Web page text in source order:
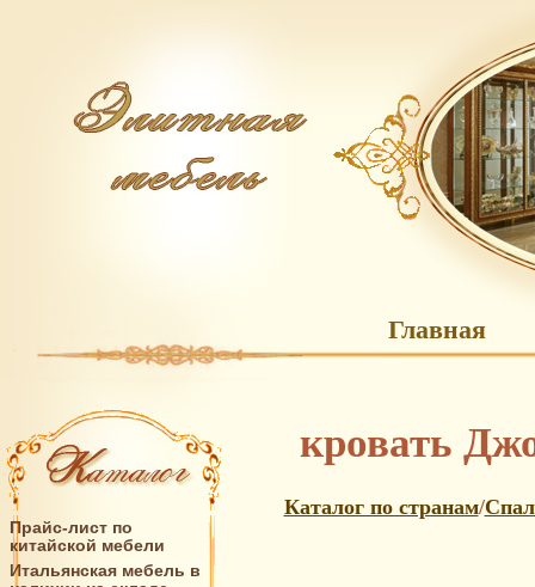
Главная
Прайс-лист по
китайской мебели
Итальянская мебель в
кровать
Каталог по странам/